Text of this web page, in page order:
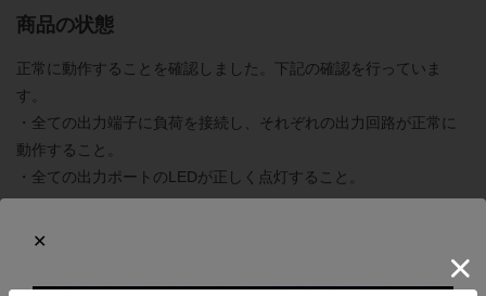
商品の状態
正常に動作することを確認しました。下記の確認を行っていま
す。
・全ての出力端子に負荷を接続し、それぞれの出力回路が正常に
動作すること。
・全ての出力ポートのLEDが正しく点灯すること。
製造年：2000年
ところどころにキズや汚れ、変色している箇所がありますが、目